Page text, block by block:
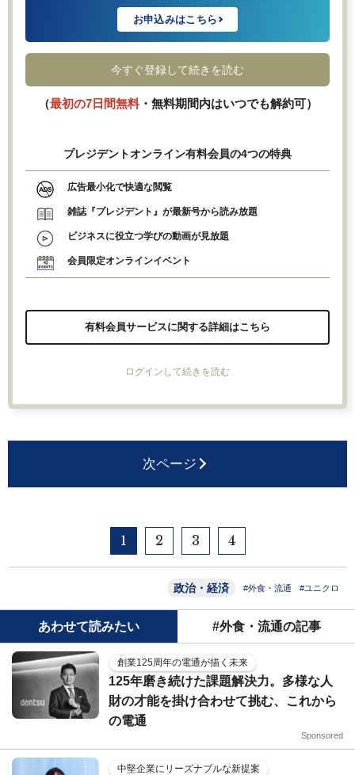
お申込みはこちら
今すぐ登録して続きを読む
（最初の7日間無料・無料期間内はいつでも解約可）
プレジデントオンライン有料会員の4つの特典
広告最小化で快適な閲覧
雑誌『プレジデント』が最新号から読み放題
ビジネスに役立つ学びの動画が見放題
会員限定オンラインイベント
有料会員サービスに関する詳細はこちら
ログインして続きを読む
次ページ
1 2 3 4
政治・経済 #外食・流通 #ユニクロ
あわせて読みたい #外食・流通の記事
創業125周年の電通が描く未来
125年磨き続けた課題解決力。多様な人
財の才能を掛け合わせて挑む、これから
の電通
Sponsored
中堅企業にリーズナブルな新提案